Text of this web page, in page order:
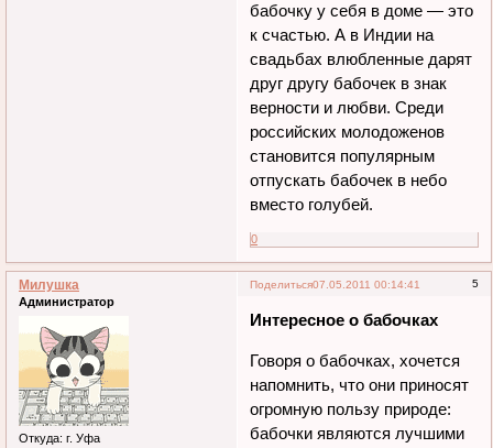
бабочку у себя в доме — это
к счастью. А в Индии на
свадьбах влюбленные дарят
друг другу бабочек в знак
верности и любви. Среди
российских молодоженов
становится популярным
отпускать бабочек в небо
вместо голубей.
0
Поделиться 5
07.05.2011 00:14:41
Милушка
Администратор
Откуда: г. Уфа
Интересное о бабочках
Говоря о бабочках, хочется
напомнить, что они приносят
огромную пользу природе:
бабочки являются лучшими